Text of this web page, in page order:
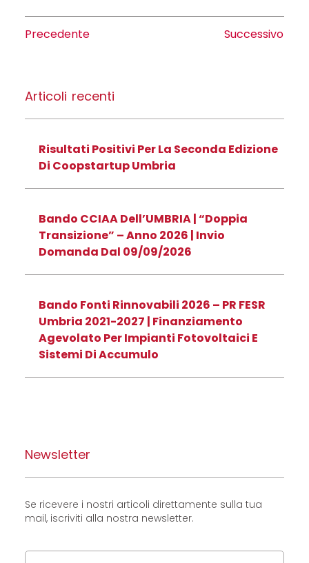
Precedente Successivo
Articoli recenti
Risultati Positivi Per La Seconda Edizione
Di Coopstartup Umbria
Bando CCIAA Dell’UMBRIA | “Doppia
Transizione” – Anno 2026 | Invio
Domanda Dal 09/09/2026
Bando Fonti Rinnovabili 2026 – PR FESR
Umbria 2021-2027 | Finanziamento
Agevolato Per Impianti Fotovoltaici E
Sistemi Di Accumulo
Newsletter
Se ricevere i nostri articoli direttamente sulla tua
mail, iscriviti alla nostra newsletter.